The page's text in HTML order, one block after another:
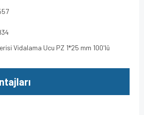
Vidalama Ucu PZ 1*25 mm 100'lü